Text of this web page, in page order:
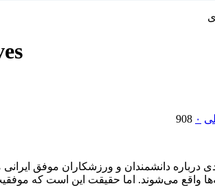
۰ 908
درباره دانشمندان و ورزشکاران موفق
واقع می‌شوند. اما حقیقت این است که